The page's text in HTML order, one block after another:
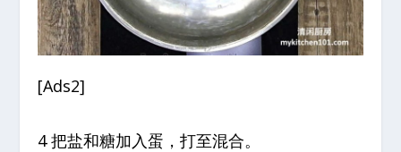
[Ads2]
4 把盐和糖加入蛋，打至混合。